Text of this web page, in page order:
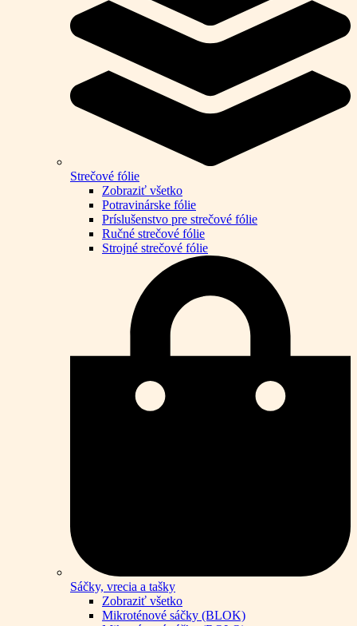
Strečové fólie
Zobraziť všetko
Potravinárske fólie
Príslušenstvo pre strečové fólie
Ručné strečové fólie
Strojné strečové fólie
Sáčky, vrecia a tašky
Zobraziť všetko
Mikroténové sáčky (BLOK)